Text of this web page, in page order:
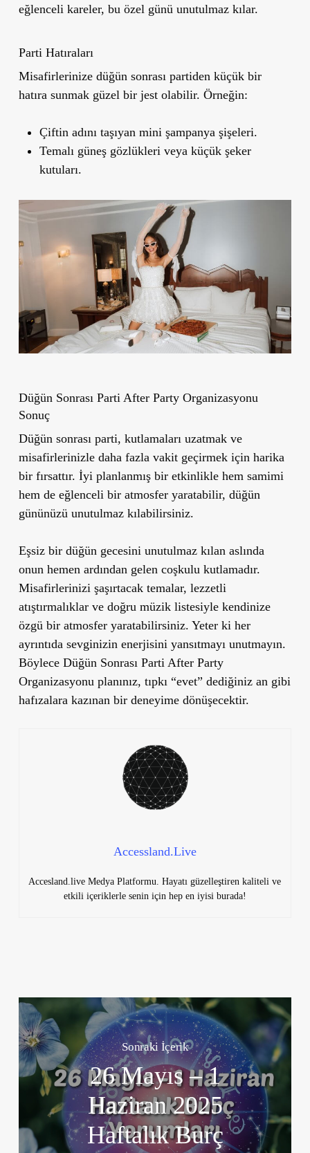
eğlenceli kareler, bu özel günü unutulmaz kılar.
Parti Hatıraları
Misafirlerinize düğün sonrası partiden küçük bir
hatıra sunmak güzel bir jest olabilir. Örneğin:
Çiftin adını taşıyan mini şampanya şişeleri.
Temalı güneş gözlükleri veya küçük şeker
kutuları.
Düğün Sonrası Parti After Party Organizasyonu
Sonuç
Düğün sonrası parti, kutlamaları uzatmak ve
misafirlerinizle daha fazla vakit geçirmek için harika
bir fırsattır. İyi planlanmış bir etkinlikle hem samimi
hem de eğlenceli bir atmosfer yaratabilir, düğün
gününüzü unutulmaz kılabilirsiniz.
Eşsiz bir düğün gecesini unutulmaz kılan aslında
onun hemen ardından gelen coşkulu kutlamadır.
Misafirlerinizi şaşırtacak temalar, lezzetli
atıştırmalıklar ve doğru müzik listesiyle kendinize
özgü bir atmosfer yaratabilirsiniz. Yeter ki her
ayrıntıda sevginizin enerjisini yansıtmayı unutmayın.
Böylece Düğün Sonrası Parti After Party
Organizasyonuplanınız, tıpkı “evet” dediğiniz an gibi
hafızalara kazınan bir deneyime dönüşecektir.
Accessland.Live
Accesland.live Medya Platformu. Hayatı güzelleştiren kaliteli ve
etkili içeriklerle senin için hep en iyisi burada!
Sonraki İçerik
26 Mayıs – 1
Haziran 2025
Haftalık Burç